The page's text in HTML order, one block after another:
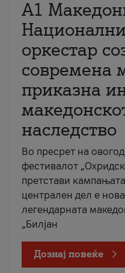
А1
оркестар
современа
приказна
наследство
Во пресрет на
фестивалот
претстави
централен дел е
легендарната
„Билјан
Дознај повеќе